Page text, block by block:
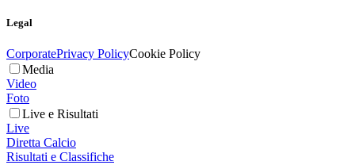
Legal
CorporatePrivacy PolicyCookie Policy
Media
Video
Foto
Live e Risultati
Live
Diretta Calcio
Risultati e Classifiche